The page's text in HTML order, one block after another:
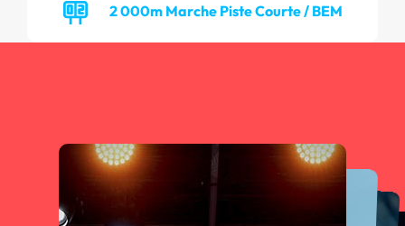
2 000m Marche Piste Courte / BEM